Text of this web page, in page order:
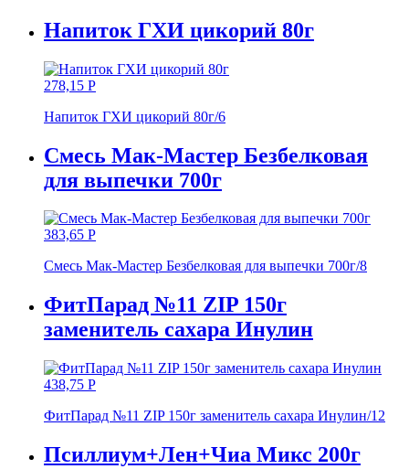
Напиток ГХИ цикорий 80г
278,15 Р
Напиток ГХИ цикорий 80г/6
Смесь Мак-Мастер Безбелковая
для выпечки 700г
383,65 Р
Смесь Мак-Мастер Безбелковая для выпечки 700г/8
ФитПарад №11 ZIP 150г
заменитель сахара Инулин
438,75 Р
ФитПарад №11 ZIP 150г заменитель сахара Инулин/12
Псиллиум+Лен+Чиа Микс 200г